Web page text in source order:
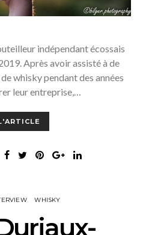
indépendant écossais
Après avoir assisté à de
whisky pendant des années
leur entreprise,…
WHISKY